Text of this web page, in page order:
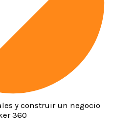
y construir un negocio
360